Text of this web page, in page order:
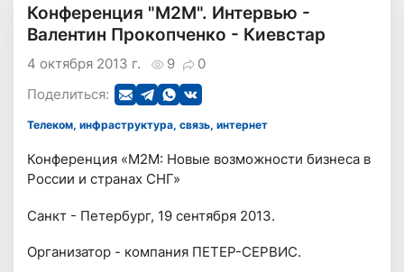
Конференция "М2М". Интервью -
Валентин Прокопченко - Киевстар
9 0
4 октября 2013 г.
Поделиться:
Телеком, инфраструктура, связь, интернет
Конференция «М2М: Новые возможности бизнеса в
России и странах СНГ»
Санкт - Петербург, 19 сентября 2013.
Организатор - компания ПЕТЕР-СЕРВИС.